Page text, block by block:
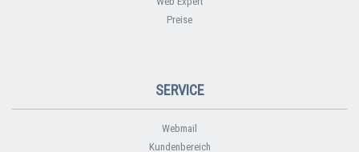
Preise
SERVICE
Webmail
Kundenbereich